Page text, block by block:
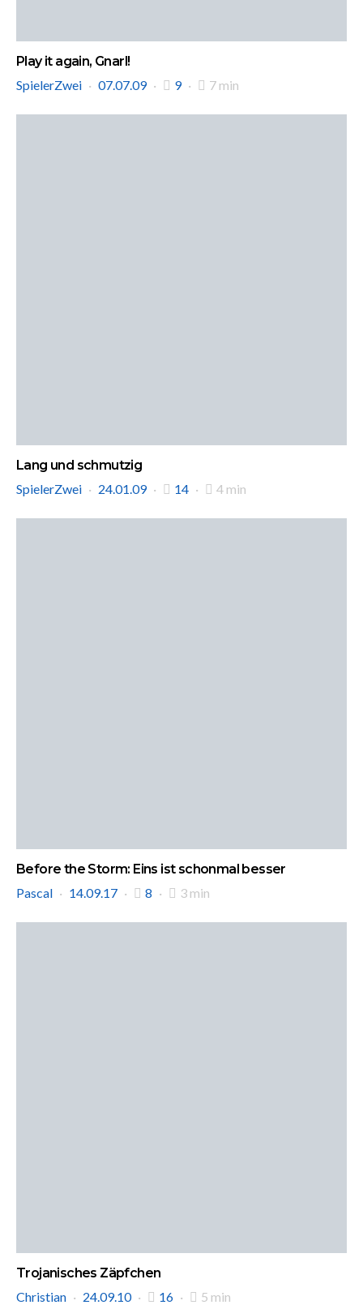
Play it again, Gnarl!
SpielerZwei
07.07.09 9 7 min
Lang und schmutzig
SpielerZwei
24.01.09 14 4 min
Before the Storm: Eins ist schonmal besser
Pascal
14.09.17 8 3 min
Trojanisches Zäpfchen
Christian
24.09.10 16 5 min